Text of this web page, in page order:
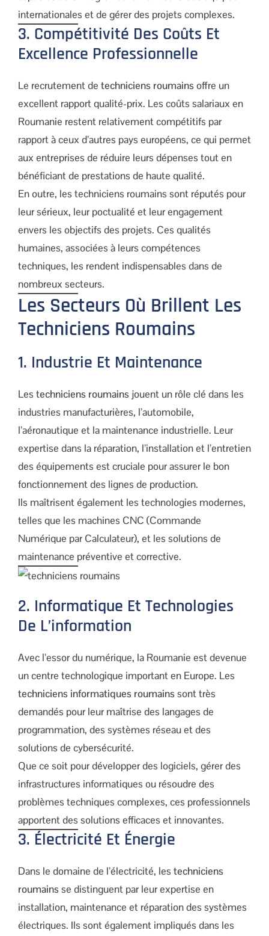
internationales et de gérer des projets complexes.
3. Compétitivité Des Coûts Et
Excellence Professionnelle
Le recrutement de techniciens roumainsoffre un
excellent rapport qualité-prix. Les coûts salariaux en
Roumanie restent relativement compétitifs par
rapport à ceux d’autres pays européens, ce qui permet
aux entreprises de réduire leurs dépenses tout en
bénéficiant de prestations de haute qualité.
En outre, les techniciens roumains sont réputés pour
leur sérieux, leur poctualité et leur engagement
envers les objectifs des projets. Ces qualités
humaines, associées à leurs compétences
techniques, les rendent indispensables dans de
nombreux secteurs.
Les Secteurs Où Brillent Les
Techniciens Roumains
1. Industrie Et Maintenance
Les techniciens roumains jouent un rôle clé dans les
industries manufacturières, l’automobile,
l’aéronautique et la maintenance industrielle. Leur
expertise dans la réparation, l’installation et l’entretien
des équipements est cruciale pour assurer le bon
fonctionnement des lignes de production.
Ils maîtrisent également les technologies modernes,
telles que les machines CNC (Commande
Numérique par Calculateur), et les solutions de
maintenance préventive et corrective.
2. Informatique Et Technologies
De L’information
Avec l’essor du numérique, la Roumanie est devenue
un centre technologique important en Europe. Les
techniciens informatiques roumainssont très
demandés pour leur maîtrise des langages de
programmation, des systèmes réseau et des
solutions de cybersécurité.
Que ce soit pour développer des logiciels, gérer des
infrastructures informatiques ou résoudre des
problèmes techniques complexes, ces professionnels
apportent des solutions efficaces et innovantes.
3. Électricité Et Énergie
Dans le domaine de l’électricité, les techniciens
roumainsse distinguent par leur expertise en
installation, maintenance et réparation des systèmes
électriques. Ils sont également impliqués dans les